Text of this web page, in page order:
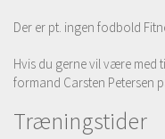
Der er pt. ingen fodbold
Hvis du gerne vil være med
formand Carsten Petersen
Træningstider